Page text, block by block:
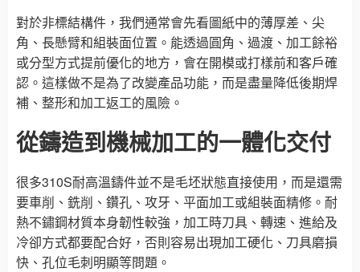
對於非標結構件，我們通常會先看圖紙中的薄厚差、尖
角、長懸臂和組裝面位置。能透過圓角、過渡、加工餘裕
或分型方式提前優化的地方，會在開模或打樣前和客戶確
認。這樣做不是為了改變產品功能，而是盡量降低後期焊
補、整形和加工返工的風險。
從鑄造到機械加工的一體化交付
很多310S耐高溫鑄件並不是毛坯狀態直接使用，而是還需
要車削、銑削、鑽孔、攻牙、平面加工或組裝面精修。耐
熱不鏽鋼材質本身韌性較強，加工時刀具、轉速、進給及
冷卻方式都要配合好，否則容易出現加工硬化、刀具磨損
快、孔位毛刺明顯等問題。